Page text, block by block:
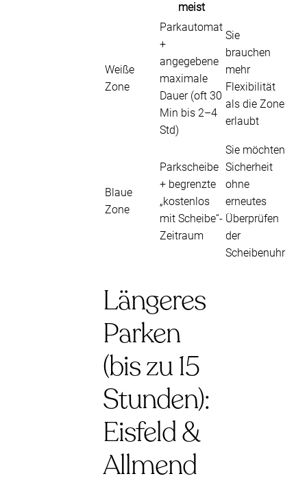
meist
Weiße
Zone
Parkautomat
+
angegebene
maximale
Dauer (oft 30
Min bis 2–4
Std)
Sie
brauchen
mehr
Flexibilität
als die Zone
erlaubt
Blaue
Zone
Parkscheibe
+ begrenzte
„kostenlos
mit Scheibe“-
Zeitraum
Sie möchten
Sicherheit
ohne
erneutes
Überprüfen
der
Scheibenuhr
Längeres
Parken
(bis zu 15
Stunden):
Eisfeld &
Allmend